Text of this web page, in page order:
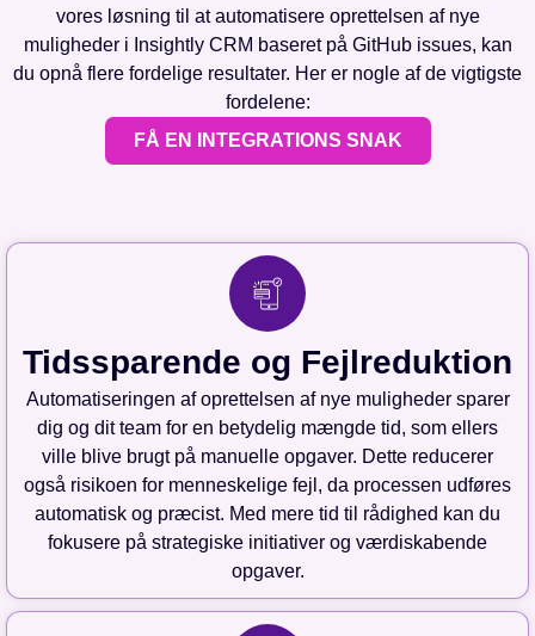
vores løsning til at automatisere oprettelsen af nye
muligheder i Insightly CRM baseret på GitHub issues, kan
du opnå flere fordelige resultater. Her er nogle af de vigtigste
fordelene:
FÅ EN INTEGRATIONS SNAK
Tidssparende og Fejlreduktion
Automatiseringen af oprettelsen af nye muligheder sparer
dig og dit team for en betydelig mængde tid, som ellers
ville blive brugt på manuelle opgaver. Dette reducerer
også risikoen for menneskelige fejl, da processen udføres
automatisk og præcist. Med mere tid til rådighed kan du
fokusere på strategiske initiativer og værdiskabende
opgaver.